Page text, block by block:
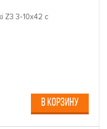
Z3 3-10x42 с
В КОРЗИНУ